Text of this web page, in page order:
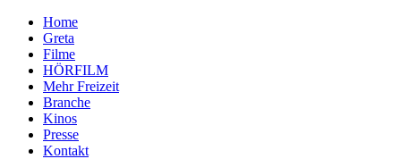
Home
Greta
Filme
HÖRFILM
Mehr Freizeit
Branche
Kinos
Presse
Kontakt